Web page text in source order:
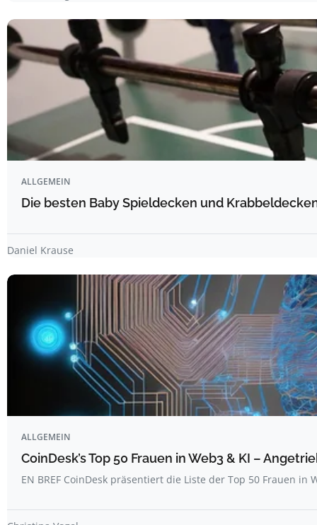
ALLGEMEIN
Die besten Baby Spieldecken und
Daniel Krause
ALLGEMEIN
CoinDesk’s Top 50 Frauen in Web3 & KI –
EN BREF CoinDesk präsentiert die Liste der Top 50 Frauen in